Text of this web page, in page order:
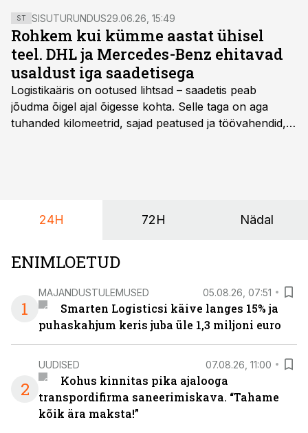
ST SISUTURUNDUS29.06.26, 15:49
Rohkem kui kümme aastat ühisel
teel. DHL ja Mercedes-Benz ehitavad
usaldust iga saadetisega
Logistikaäris on ootused lihtsad – saadetis peab
jõudma õigel ajal õigesse kohta. Selle taga on aga
tuhanded kilomeetrid, sajad peatused ja töövahendid,
24H 72H Nädal
ENIMLOETUD
1
MAJANDUSTULEMUSED 05.08.26, 07:51
Smarten Logisticsi käive langes 15% ja
puhaskahjum keris juba üle 1,3 miljoni euro
2
UUDISED 07.08.26, 11:00
Kohus kinnitas pika ajalooga
transpordifirma saneerimiskava. “Tahame
kõik ära maksta!”